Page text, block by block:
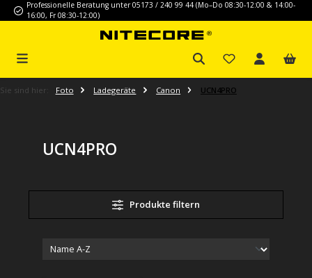
Zum Hauptinhalt springen
Professionelle Beratung unter 05173 / 240 99 44 (Mo–Do 08:30-12:00 & 14:00-
16:00, Fr 08:30-12:00)
Sie sind hier: Foto Ladegeräte Canon UCN4PRO
UCN4PRO
Produkte filtern